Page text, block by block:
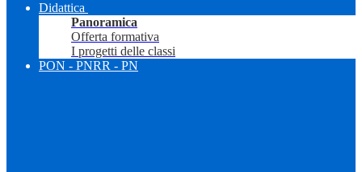
Didattica
Panoramica
Offerta formativa
I progetti delle classi
PON - PNRR - PN